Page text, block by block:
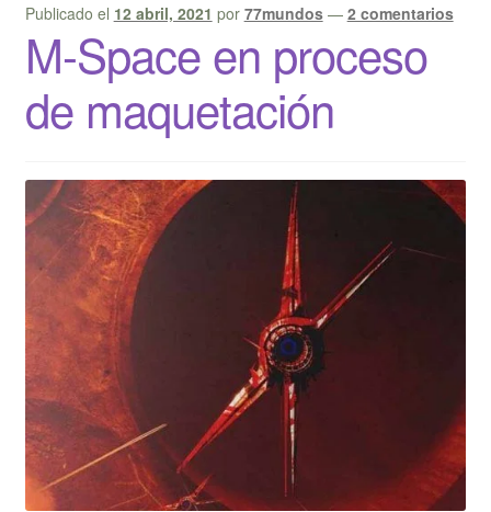
Publicado el 12 abril, 2021 por 77mundos — 2 comentarios
M-Space en proceso
de maquetación